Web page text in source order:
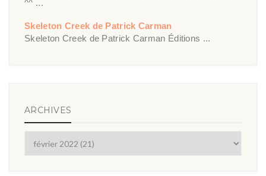
^^ ...
Skeleton Creek de Patrick Carman
Skeleton Creek de Patrick Carman Éditions ...
ARCHIVES